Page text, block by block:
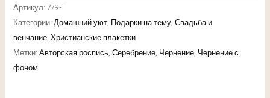
Артикул: 779-T
Категории: Домашний уют, Подарки на тему, Свадьба и
венчание, Христианские плакетки
Метки: Авторская роспись, Серебрение, Чернение, Чернение с
фоном